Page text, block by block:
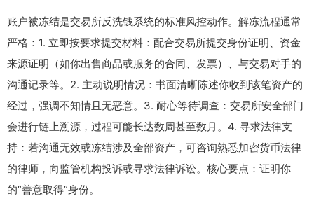
账户被冻结是交易所反洗钱系统的标准风控动作。解冻流程通常
严格：1. 立即按要求提交材料：配合交易所提交身份证明、资金
来源证明（如你出售商品或服务的合同、发票）、与交易对手的
沟通记录等。2. 主动说明情况：书面清晰陈述你收到该笔资产的
经过，强调不知情且无恶意。3. 耐心等待调查：交易所安全部门
会进行链上溯源，过程可能长达数周甚至数月。4. 寻求法律支
持：若沟通无效或冻结涉及全部资产，可咨询熟悉加密货币法律
的律师，向监管机构投诉或寻求法律诉讼。核心要点：证明你
的“善意取得”身份。